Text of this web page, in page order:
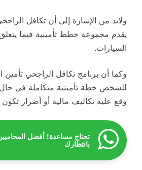
ولابد من الإشارة إلى أن تكافل
يقدم مجموعة خطط تأمينية فيما
السيارات.
وكما أن برنامج تكافل الراجحي تأمين
للشخص خطة تأمينية متكاملة في
وقع عليه تكاليف مالية أو أضرار تكون
تحتاج مساعدة! أفضل
بانتظارك